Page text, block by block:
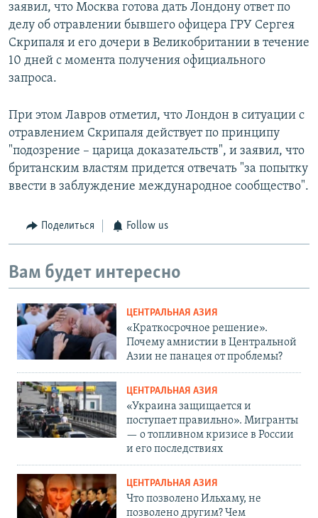
заявил, что Москва готова дать Лондону ответ по
делу об отравлении бывшего офицера ГРУ Сергея
Скрипаля и его дочери в Великобритании в течение
10 дней с момента получения официального
запроса.
При этом Лавров отметил, что Лондон в ситуации с
отравлением Скрипаля действует по принципу
"подозрение – царица доказательств", и заявил, что
британским властям придется отвечать "за попытку
ввести в заблуждение международное сообщество".
Поделиться Follow us
Вам будет интересно
ЦЕНТРАЛЬНАЯ АЗИЯ
«Краткосрочное решение».
Почему амнистии в Центральной
Азии не панацея от проблемы?
ЦЕНТРАЛЬНАЯ АЗИЯ
«Украина защищается и
поступает правильно». Мигранты
— о топливном кризисе в России
и его последствиях
ЦЕНТРАЛЬНАЯ АЗИЯ
Что позволено Ильхаму, не
позволено другим? Чем